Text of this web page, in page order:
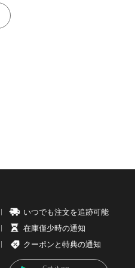
いつでも注文を追跡可能
在庫僅少時の通知
クーポンと特典の通知